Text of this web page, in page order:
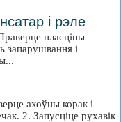
і рэле
пласціны
запарушвання і
ахоўны корак і
2. Запусціце рухавік